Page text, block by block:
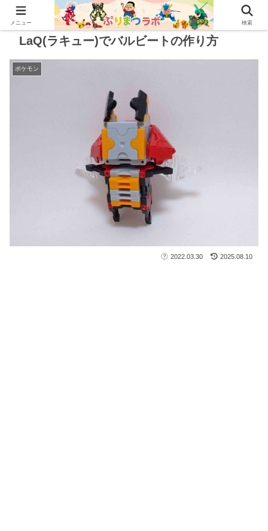
LaQ(ラキュー)でバルビートの作り方
ポケモン
2022.03.30 2025.08.10
メニュー 検索